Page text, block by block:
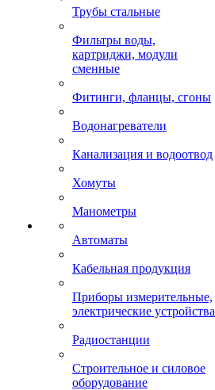
Трубы стальные
Фильтры воды,
картриджи, модули
сменные
Фитинги, фланцы, сгоны
Водонагреватели
Канализация и водоотвод
Хомуты
Манометры
Автоматы
Кабельная продукция
Приборы измерительные,
электрические устройства
Радиостанции
Строительное и силовое
оборудование